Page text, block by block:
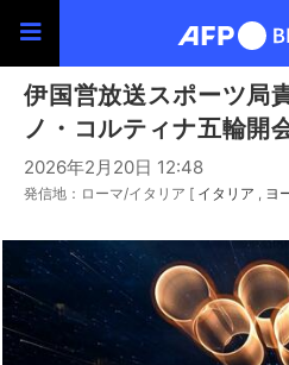
伊国営放送スポーツ局
ノ・コルティナ五輪開
2026年2月20日 12:48
発信地：ローマ/イタリア [ イタリア ヨ